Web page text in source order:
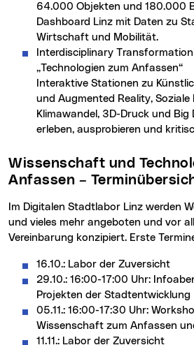
64.000 Objekten und 180.000
Dashboard Linz mit Daten zu
Wirtschaft und Mobilität.
Interdisciplinary Transformation
„Technologien zum Anfassen“
Interaktive Stationen zu
und Augmented Reality, Soziale
Klimawandel, 3D-Druck und Big
erleben, ausprobieren und
Wissenschaft und Technologie zum
Anfassen –
und vieles mehr angeboten und vor
Vereinbarung konzipiert. Erste
16.10.: Labor der Zuversicht
29.10.: 16:00-17:00 Uhr:
Projekten der Stadtentwicklung
05.11.: 16:00-17:30 Uhr:
Wissenschaft zum Anfassen
11.11.: Labor der Zuversicht